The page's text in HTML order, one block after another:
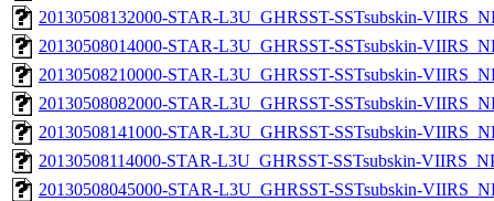
20130508132000-STAR-L3U_GHRSST-SSTsubskin-
20130508014000-STAR-L3U_GHRSST-SSTsubskin-
20130508210000-STAR-L3U_GHRSST-SSTsubskin-
20130508082000-STAR-L3U_GHRSST-SSTsubskin-
20130508141000-STAR-L3U_GHRSST-SSTsubskin-
20130508114000-STAR-L3U_GHRSST-SSTsubskin-
20130508045000-STAR-L3U_GHRSST-SSTsubskin-